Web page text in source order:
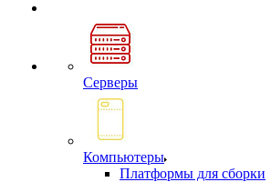
Серверы
Компьютеры
Платформы для сборки